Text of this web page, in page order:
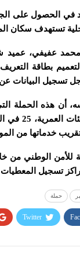
في الحصول على
تستهدف سكان
عفيفي، عميد
بطاقة
تسجيل البيانات
شخص من
خدماتها من
للأمن الوطني من
تسجيل
حملة
Twitter